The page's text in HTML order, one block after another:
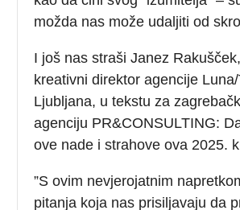
možda nas može udaljiti od
I još nas straši Janez
kreativni direktor agencije
Ljubljana, u tekstu za
agenciju PR&CONSULTING:
ove nade i strahove ova 2025.
”S ovim nevjerojatnim
pitanja koja nas prisiljavaju da